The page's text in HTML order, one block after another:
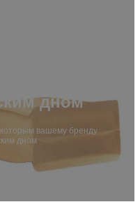
вашему
дном
вашему бренду
дном